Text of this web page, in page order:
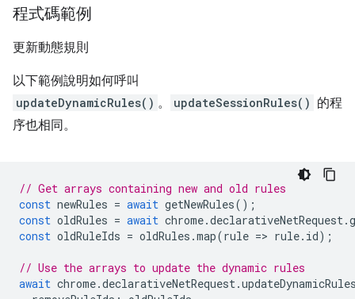
程式碼範例
更新動態規則
以下範例說明如何呼叫
updateDynamicRules() 。 updateSessionRules() 的程
序也相同。
// Get arrays containing new and old rules
const newRules = await getNewRules();
const oldRules = await chrome.declarativeNetRequest.
const oldRuleIds = oldRules .map(rule => rule. id);
// Use the arrays to update the dynamic rules
await chrome.declarativeNetRequest.